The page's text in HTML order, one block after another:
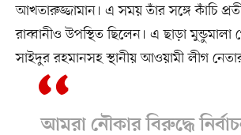
আখতারুজ্জামান। এ সময় তাঁর সঙ্গে কাঁচি
রাব্বানীও উপস্থিত ছিলেন। এ ছাড়া
সাইদুর রহমানসহ স্থানীয় আওয়ামী লীগ
আমরা নৌকার বিরুদ্ধে